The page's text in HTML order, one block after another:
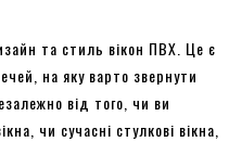
та стиль вікон ПВХ. Це є
на яку варто звернути
від того, чи ви
чи сучасні стулкові вікна,